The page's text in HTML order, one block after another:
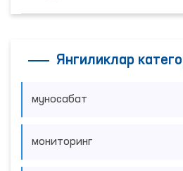
Янгиликлар
муносабат
мониторинг